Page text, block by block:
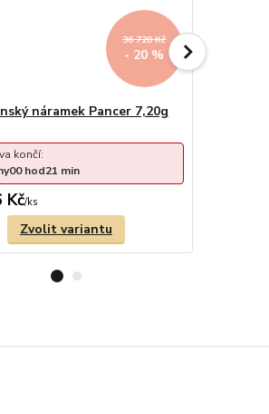
36 720 Kč
- 20 %
náramek Pancer 7,20g
Kč/ks
končí:
00hod21 min
Zvolit variantu